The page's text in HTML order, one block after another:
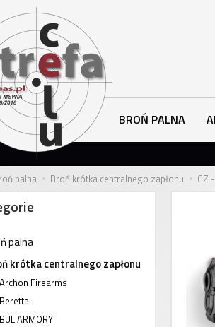
BROŃ PALNA
palna Broń krótka centralnego zapłonu CZ
palna
krótka centralnego zapłonu
Archon Firearms
Beretta
BUL ARMORY